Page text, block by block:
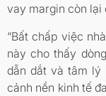
vay margin còn lại
“Bất chấp việc
này cho thấy
dẫn dắt và tâm lý
cảnh nền kinh tế